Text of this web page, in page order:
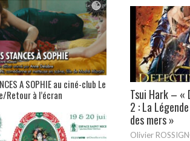
Tsui Hark – «
2 : La
des mers »
Olivier
A SOPHIE au ciné-club Le
Retour à l’écran